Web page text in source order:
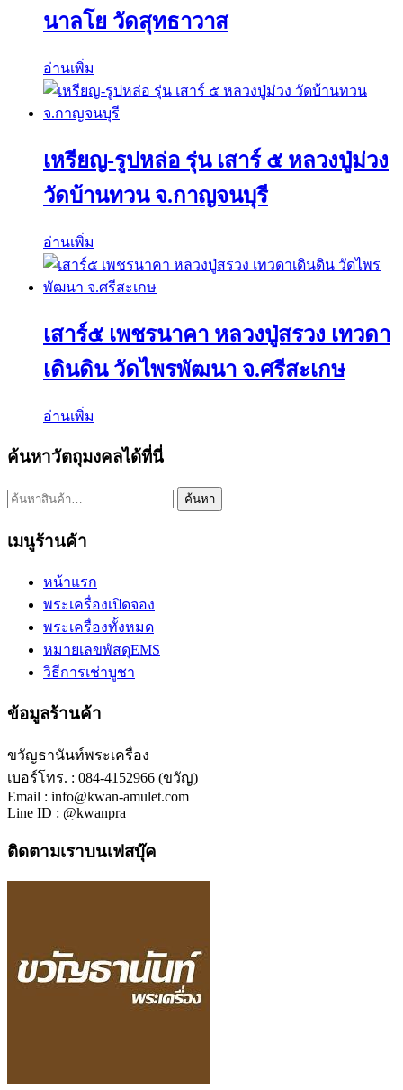
นาลโย วัดสุทธาวาส
อ่านเพิ่ม
เหรียญ-รูปหล่อ รุ่น เสาร์ ๕ หลวงปู่ม่วง
วัดบ้านทวน จ.กาญจนบุรี
อ่านเพิ่ม
เสาร์๕ เพชรนาคา หลวงปู่สรวง เทวดา
เดินดิน วัดไพรพัฒนา จ.ศรีสะเกษ
อ่านเพิ่ม
ค้นหาวัตถุมงคลได้ที่นี่
ค้นหา: ค้นหา
เมนูร้านค้า
หน้าแรก
พระเครื่องเปิดจอง
พระเครื่องทั้งหมด
หมายเลขพัสดุEMS
วิธีการเช่าบูชา
ข้อมูลร้านค้า
ขวัญธานันท์พระเครื่อง
เบอร์โทร. : 084-4152966 (ขวัญ)
Email : info@kwan-amulet.com
Line ID : @kwanpra
ติดตามเราบนเฟสบุ๊ค